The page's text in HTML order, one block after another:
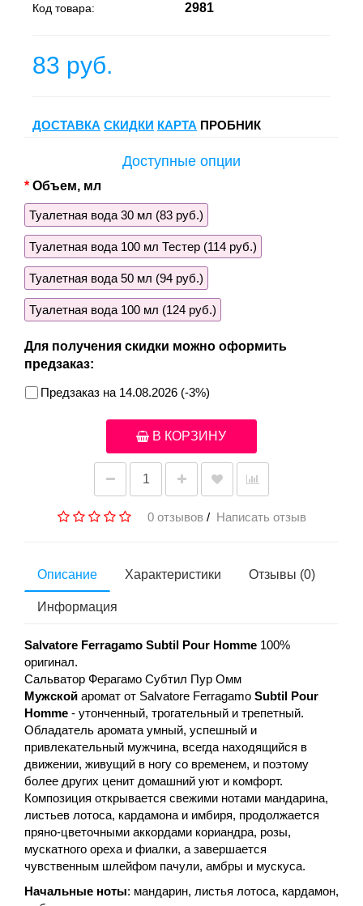
Код товара: 2981
83 руб.
ДОСТАВКА СКИДКИ КАРТА ПРОБНИК
Доступные опции
Объем, мл
Туалетная вода 30 мл (83 руб.)
Туалетная вода 100 мл Тестер (114 руб.)
Туалетная вода 50 мл (94 руб.)
Туалетная вода 100 мл (124 руб.)
Для получения скидки можно оформить
предзаказ:
Предзаказ на 14.08.2026 (-3%)
В КОРЗИНУ
0 отзывов/ Написать отзыв
Описание Характеристики Отзывы (0)
Информация
Salvatore Ferragamo Subtil Pour Homme 100%
оригинал.
Сальватор Ферагамо Субтил Пур Омм
Мужской аромат от Salvatore Ferragamo Subtil Pour
Homme - утонченный, трогательный и трепетный.
Обладатель аромата умный, успешный и
привлекательный мужчина, всегда находящийся в
движении, живущий в ногу со временем, и поэтому
более других ценит домашний уют и комфорт.
Композиция открывается свежими нотами мандарина,
листьев лотоса, кардамона и имбиря, продолжается
пряно-цветочными аккордами кориандра, розы,
мускатного ореха и фиалки, а завершается
чувственным шлейфом пачули, амбры и мускуса.
Начальные ноты: мандарин, листья лотоса, кардамон,